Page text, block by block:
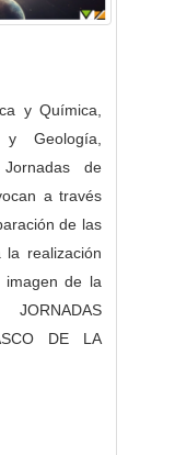
y Química,
Geología,
de
a través
de las
la realización
imagen de la
DE LA